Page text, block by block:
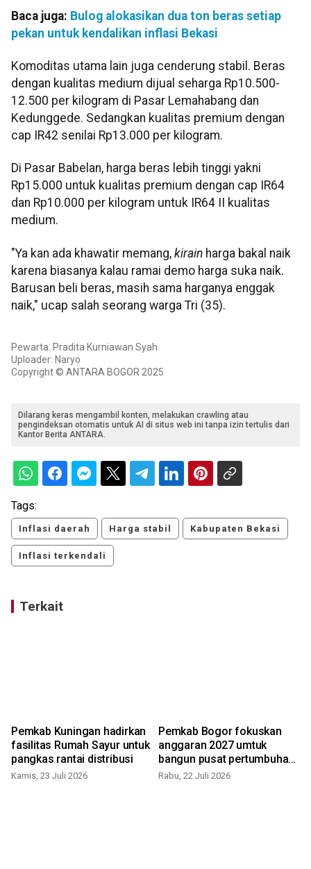
Baca juga: Bulog alokasikan dua ton beras setiap
pekan untuk kendalikan inflasi Bekasi
Komoditas utama lain juga cenderung stabil. Beras
dengan kualitas medium dijual seharga Rp10.500-
12.500 per kilogram di Pasar Lemahabang dan
Kedunggede. Sedangkan kualitas premium dengan
cap IR42 senilai Rp13.000 per kilogram.
Di Pasar Babelan, harga beras lebih tinggi yakni
Rp15.000 untuk kualitas premium dengan cap IR64
dan Rp10.000 per kilogram untuk IR64 II kualitas
medium.
"Ya kan ada khawatir memang, kirain harga bakal naik
karena biasanya kalau ramai demo harga suka naik.
Barusan beli beras, masih sama harganya enggak
naik," ucap salah seorang warga Tri (35).
Pewarta: Pradita Kurniawan Syah
Uploader: Naryo
Copyright © ANTARA BOGOR 2025
Dilarang keras mengambil konten, melakukan crawling atau
pengindeksan otomatis untuk AI di situs web ini tanpa izin tertulis dari
Kantor Berita ANTARA.
Tags:
Inflasi daerah Harga stabil Kabupaten Bekasi
Inflasi terkendali
Terkait
Pemkab Kuningan hadirkan
fasilitas Rumah Sayur untuk
pangkas rantai distribusi
Kamis, 23 Juli 2026
Pemkab Bogor fokuskan
anggaran 2027 umtuk
bangun pusat pertumbuhan
ekonomi
Rabu, 22 Juli 2026